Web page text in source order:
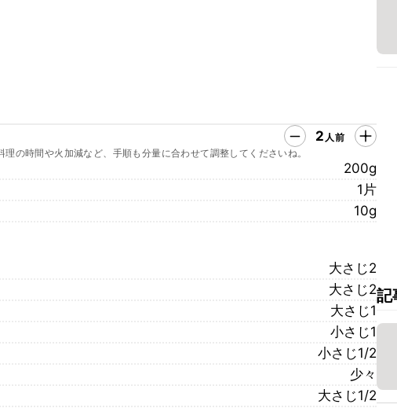
2 人前
の時間や火加減など、手順も分量に合わせて調整してくださいね。
200g
1片
10g
大さじ2
大さじ2
大さじ1
小さじ1
小さじ1/2
少々
大さじ1/2
記